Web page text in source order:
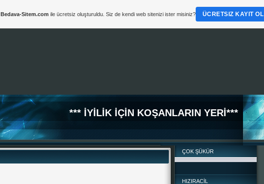
*** İYİLİK İÇİN KOŞANLARIN YERİ***
ÇOK ŞÜKÜR
HIZIRACİL
Bedava-Sitem.com ile ücretsiz oluşturuldu. Siz de kendi web sitenizi ister misiniz? ÜCRETSIZ KAYIT OL